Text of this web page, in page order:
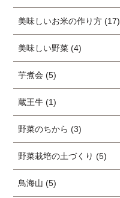
美味しいお米の作り方 (17)
美味しい野菜 (4)
芋煮会 (5)
蔵王牛 (1)
野菜のちから (3)
野菜栽培の土づくり (5)
鳥海山 (5)